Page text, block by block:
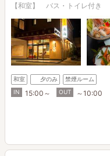
【和室】 バス・トイレ付き
和室 夕のみ
禁煙ルーム
IN
15:00～ OUT ～10:00